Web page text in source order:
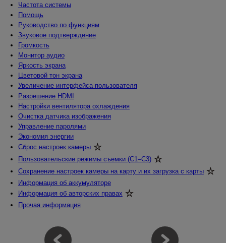
Частота системы
Помощь
Руководство по функциям
Звуковое подтверждение
Громкость
Монитор аудио
Яркость экрана
Цветовой тон экрана
Увеличение интерфейса пользователя
Разрешение HDMI
Настройки вентилятора охлаждения
Очистка датчика изображения
Управление паролями
Экономия энергии
Сброс настроек камеры
Пользовательские режимы съемки (C1–C3)
Сохранение настроек камеры на карту и их загрузка с карты
Информация об аккумуляторе
Информация об авторских правах
Прочая информация